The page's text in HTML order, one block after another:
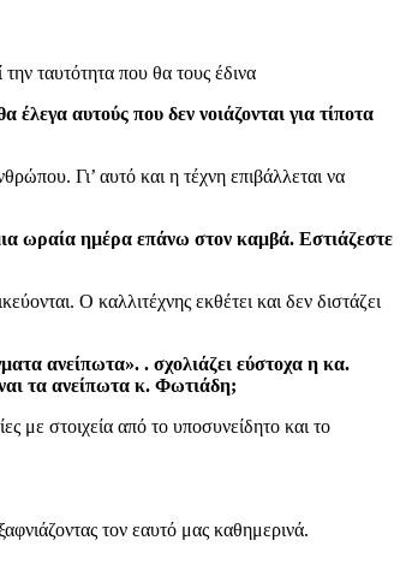
ταυτότητα που θα τους έδινα
αυτούς που δεν νοιάζονται για τίποτα
Γι’ αυτό και η τέχνη επιβάλλεται να
ωραία ημέρα επάνω στον καμβά. Εστιάζεστε
Ο καλλιτέχνης εκθέτει και δεν διστάζει
ανείπωτα». . σχολιάζει εύστοχα η κα.
τα ανείπωτα κ. Φωτιάδη;
με στοιχεία από το υποσυνείδητο και το
τον εαυτό μας καθημερινά.